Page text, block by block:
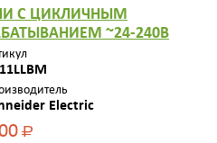
С ЦИКЛИЧНЫМ
~24-240В
Electric
Р